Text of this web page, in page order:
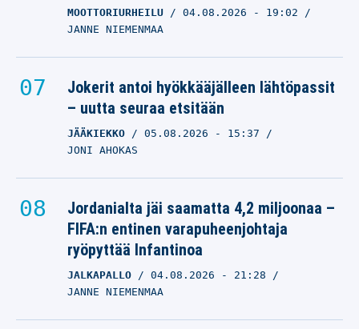
MOOTTORIURHEILU 04.08.2026 - 19:02
JANNE NIEMENMAA
Jokerit antoi hyökkääjälleen lähtöpassit
– uutta seuraa etsitään
JÄÄKIEKKO 05.08.2026 - 15:37
JONI AHOKAS
Jordanialta jäi saamatta 4,2 miljoonaa –
FIFA:n entinen varapuheenjohtaja
ryöpyttää Infantinoa
JALKAPALLO 04.08.2026 - 21:28
JANNE NIEMENMAA